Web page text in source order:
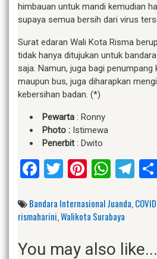
himbauan untuk mandi kemudian
supaya semua bersih dari virus
Surat edaran Wali Kota Risma
tidak hanya ditujukan untuk
saja. Namun, juga bagi penumpang
maupun bus, juga diharapkan
kebersihan badan. (*)
Pewarta : Ronny
Photo : Istimewa
Penerbit: Dwito
Facebook
Twitter
Bandara Internasional Juanda,
rismaharini,Walikota Surabaya
You may also like...